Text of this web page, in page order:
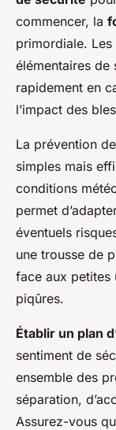
commencer, la
primordiale.
élémentaires de
rapidement en
l’impact des
La prévention
simples mais
conditions
permet
éventuels
une trousse de
face aux petites
piqûres.
Établir un plan
sentiment de
ensemble des
séparation,
Assurez-vous